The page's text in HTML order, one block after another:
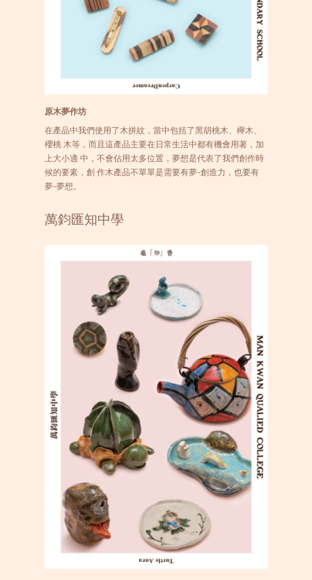
原木夢作坊
在產品中我們使用了木拼紋，當中包括了黑胡桃木、櫸木、
櫻桃 木等，而且這產品主要在日常生活中都有機會用著，加
上大小適 中，不會佔用太多位置，夢想是代表了我們創作時
候的要素，創 作木產品不單單是需要有夢-創造力，也要有
夢-夢想。
萬鈞匯知中學